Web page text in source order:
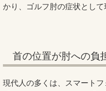
かり、ゴルフ肘の症状として
首の位置が肘への負
現代人の多くは、スマート